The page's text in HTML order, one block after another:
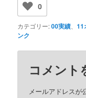
0
カテゴリー:00実績 、11
ンク
コメント
メールアドレスが